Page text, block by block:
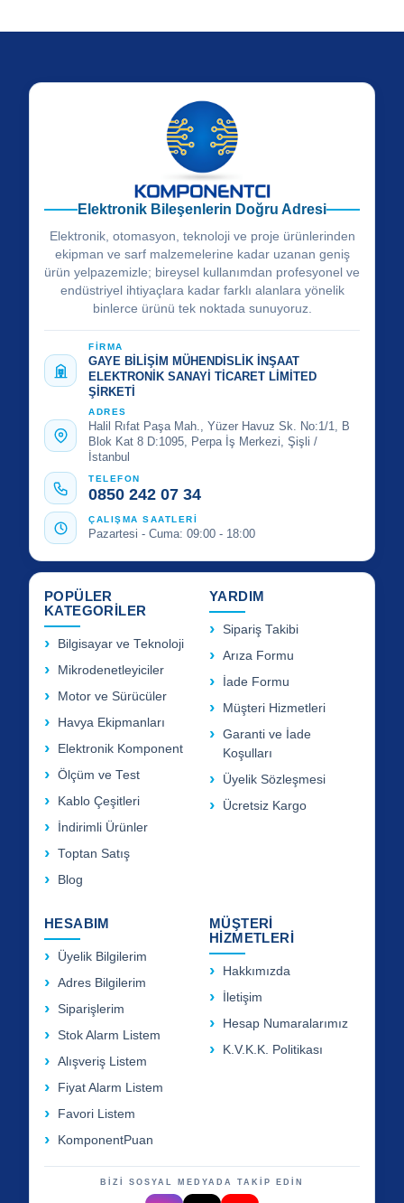
Elektronik Bileşenlerin Doğru Adresi
Elektronik, otomasyon, teknoloji ve proje ürünlerinden
ekipman ve sarf malzemelerine kadar uzanan geniş
ürün yelpazemizle; bireysel kullanımdan profesyonel ve
endüstriyel ihtiyaçlara kadar farklı alanlara yönelik
binlerce ürünü tek noktada sunuyoruz.
FİRMA
GAYE BİLİŞİM MÜHENDİSLİK İNŞAAT
ELEKTRONİK SANAYİ TİCARET LİMİTED
ŞİRKETİ
ADRES
Halil Rıfat Paşa Mah., Yüzer Havuz Sk. No:1/1, B
Blok Kat 8 D:1095, Perpa İş Merkezi, Şişli /
İstanbul
TELEFON
0850 242 07 34
ÇALIŞMA SAATLERİ
Pazartesi - Cuma: 09:00 - 18:00
POPÜLER
KATEGORİLER
Bilgisayar ve Teknoloji
Mikrodenetleyiciler
Motor ve Sürücüler
Havya Ekipmanları
Elektronik Komponent
Ölçüm ve Test
Kablo Çeşitleri
İndirimli Ürünler
Toptan Satış
Blog
YARDIM
Sipariş Takibi
Arıza Formu
İade Formu
Müşteri Hizmetleri
Garanti ve İade
Koşulları
Üyelik Sözleşmesi
Ücretsiz Kargo
HESABIM
Üyelik Bilgilerim
Adres Bilgilerim
Siparişlerim
Stok Alarm Listem
Alışveriş Listem
Fiyat Alarm Listem
Favori Listem
KomponentPuan
MÜŞTERİ
HİZMETLERİ
Hakkımızda
İletişim
Hesap Numaralarımız
K.V.K.K. Politikası
BİZİ SOSYAL MEDYADA TAKİP EDİN